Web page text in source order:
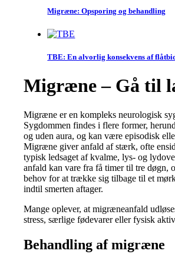
Migræne: Opsporing og behandling
TBE: En alvorlig konsekvens af
Migræne – Gå til
Migræne er en kompleks neurologisk
Sygdommen findes i flere former,
og uden aura, og kan være episodisk
Migræne giver anfald af stærk, ofte
typisk ledsaget af kvalme, lys- og
anfald kan vare fra få timer til tre døgn,
behov for at trække sig tilbage til et
indtil smerten aftager.
Mange oplever, at migræneanfald
stress, særlige fødevarer eller fysisk
Behandling af migræne